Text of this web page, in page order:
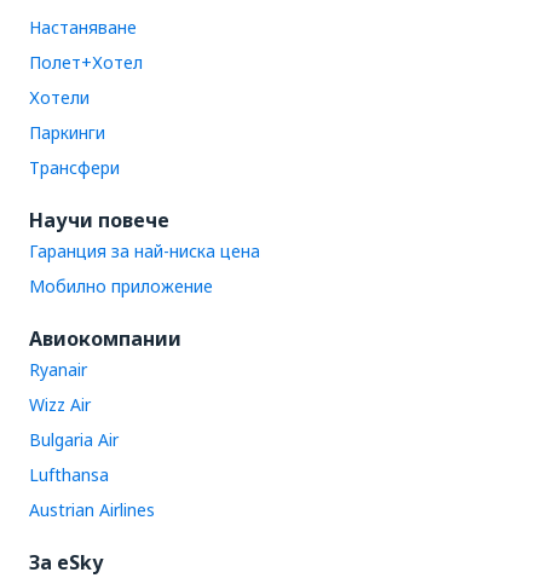
Настаняване
Полет+Хотел
Хотели
Паркинги
Трансфери
Научи повече
Гаранция за най-ниска цена
Мобилно приложение
Авиокомпании
Ryanair
Wizz Air
Bulgaria Air
Lufthansa
Austrian Airlines
За eSky